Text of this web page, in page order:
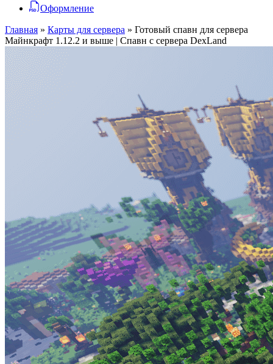
Оформление
Главная » Карты для сервера » Готовый спавн для сервера
Майнкрафт 1.12.2 и выше | Спавн с сервера DexLand